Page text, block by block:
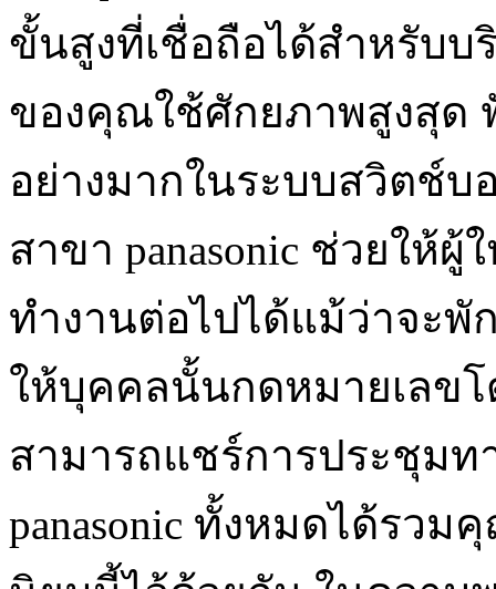
ขั้นสูงที่เชื่อถือได้สำหรับบ
ของคุณใช้ศักยภาพสูงสุด
อย่างมากในระบบสวิตช์
สาขา panasonic ช่วยให้
ทำงานต่อไปได้แม้ว่าจะพั
ให้บุคคลนั้นกดหมายเลข
สามารถแชร์การประชุม
panasonic ทั้งหมดได้รว